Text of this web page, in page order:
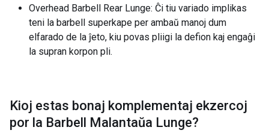
Overhead Barbell Rear Lunge: Ĉi tiu variado implikas
teni la barbell superkape per ambaŭ manoj dum
elfarado de la ĵeto, kiu povas pliigi la defion kaj engaĝi
la supran korpon pli.
Kioj estas bonaj komplementaj ekzercoj
por la Barbell Malantaŭa Lunge?